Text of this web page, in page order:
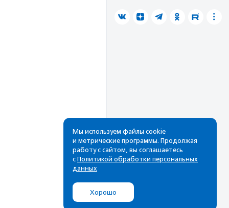
Мы используем файлы cookie
и метрические программы. Продолжая
работу с сайтом, вы соглашаетесь
с Политикой обработки персональных
данных
Хорошо